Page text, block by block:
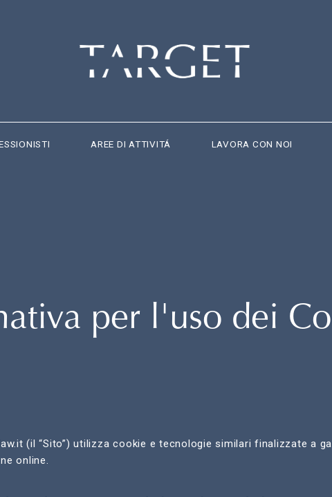
AREE DI ATTIVITÁ LAVORA CON NOI
per l'uso dei
(il “Sito”) utilizza cookie e tecnologie similari finalizzate a
online.